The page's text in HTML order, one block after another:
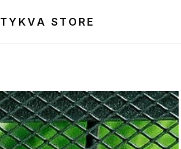
TYKVA STORE